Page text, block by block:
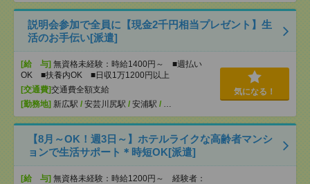
説明会参加で全員に【現金2千円相当プレゼント】生
活のお手伝い[派遣]
[給 与] 無資格未経験：時給1400円～ ■週払い
OK ■扶養内OK ■日収1万1200円以上
[交通費]交通費全額支給
[勤務地] 新広駅 / 安芸川尻駅 / 安浦駅 / …
気になる！
【8月～OK！週3日～】ホテルライクな高齢者マンシ
ョンで生活サポート＊時短OK[派遣]
[給 与] 無資格未経験：時給1200円～ 経験者：